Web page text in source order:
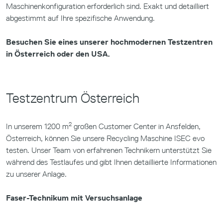
Maschinenkonfiguration erforderlich sind. Exakt und detailliert
abgestimmt auf Ihre spezifische Anwendung.
Besuchen Sie eines unserer hochmodernen Testzentren
in Österreich oder den USA.
Testzentrum Österreich
In unserem 1200 m2 großen Customer Center in Ansfelden,
Österreich, können Sie unsere Recycling Maschine ISEC evo
testen. Unser Team von erfahrenen Technikern unterstützt Sie
während des Testlaufes und gibt Ihnen detaillierte Informationen
zu unserer Anlage.
Faser-Technikum mit Versuchsanlage